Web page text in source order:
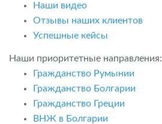
Наши видео
Отзывы наших клиентов
Успешные кейсы
Наши приоритетные направления:
Гражданство Румынии
Гражданство Болгарии
Гражданство Греции
ВНЖ в Болгарии